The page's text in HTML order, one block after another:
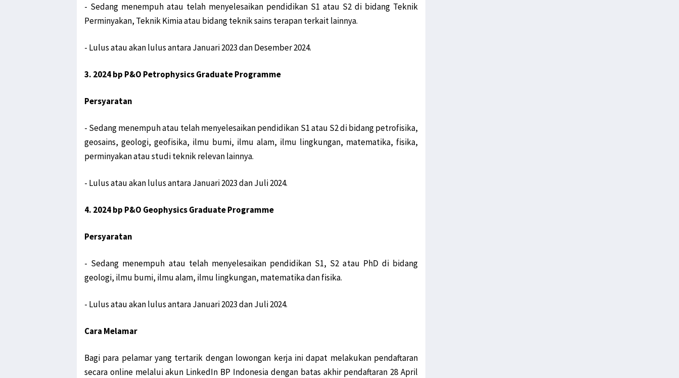
- Sedang menempuh atau telah menyelesaikan pendidikan S1 atau S2 di bidang Teknik
Perminyakan, Teknik Kimia atau bidang teknik sains terapan terkait lainnya.
- Lulus atau akan lulus antara Januari 2023 dan Desember 2024.
3. 2024 bp P&O Petrophysics Graduate Programme
Persyaratan
- Sedang menempuh atau telah menyelesaikan pendidikan S1 atau S2 di bidang petrofisika,
geosains, geologi, geofisika, ilmu bumi, ilmu alam, ilmu lingkungan, matematika, fisika,
perminyakan atau studi teknik relevan lainnya.
- Lulus atau akan lulus antara Januari 2023 dan Juli 2024.
4. 2024 bp P&O Geophysics Graduate Programme
Persyaratan
- Sedang menempuh atau telah menyelesaikan pendidikan S1, S2 atau PhD di bidang
geologi, ilmu bumi, ilmu alam, ilmu lingkungan, matematika dan fisika.
- Lulus atau akan lulus antara Januari 2023 dan Juli 2024.
Cara Melamar
Bagi para pelamar yang tertarik dengan lowongan kerja ini dapat melakukan pendaftaran
secara online melalui akun LinkedIn BP Indonesia dengan batas akhir pendaftaran 28 April